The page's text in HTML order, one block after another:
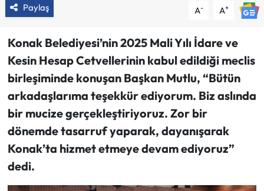
Paylaş A- A+
Konak Belediyesi’nin 2025 Mali Yılı İdare ve
Kesin Hesap Cetvellerinin kabul edildiği meclis
birleşiminde konuşan Başkan Mutlu, “Bütün
arkadaşlarıma teşekkür ediyorum. Biz aslında
bir mucize gerçekleştiriyoruz. Zor bir
dönemde tasarruf yaparak, dayanışarak
Konak’ta hizmet etmeye devam ediyoruz”
dedi.